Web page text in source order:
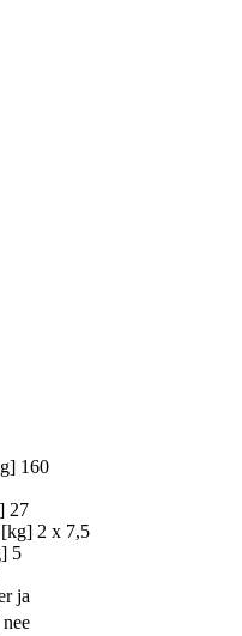
160
27
[kg] 2 x 7,5
5
ja
nee